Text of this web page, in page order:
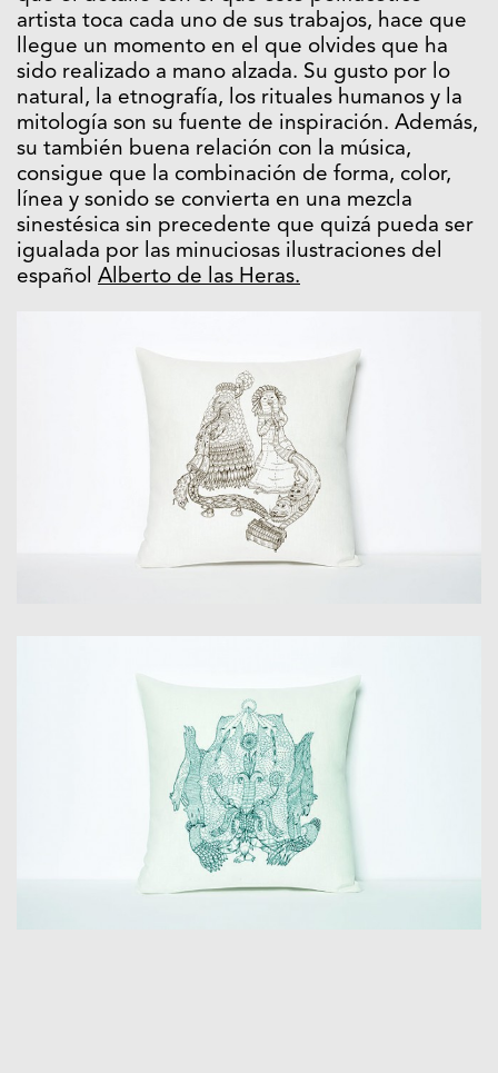
artista toca cada uno de sus trabajos, hace que
llegue un momento en el que olvides que ha
sido realizado a mano alzada. Su gusto por lo
natural, la etnografía, los rituales humanos y la
mitología son su fuente de inspiración. Además,
su también buena relación con la música,
consigue que la combinación de forma, color,
línea y sonido se convierta en una mezcla
sinestésica sin precedente que quizá pueda ser
igualada por las minuciosas ilustraciones del
español Alberto de las Heras.